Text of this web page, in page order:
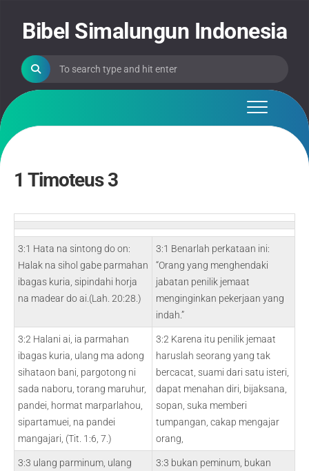
contentBibel Simalungun Indonesia
1 Timoteus 3
3:1 Hata na sintong do on:
Halak na sihol gabe parmahan
ibagas kuria, sipindahi horja
na madear do ai.(Lah. 20:28.)
3:1 Benarlah perkataan ini:
“Orang yang menghendaki
jabatan penilik jemaat
menginginkan pekerjaan yang
indah.”
3:2 Halani ai, ia parmahan
ibagas kuria, ulang ma adong
sihataon bani, pargotong ni
sada naboru, torang maruhur,
pandei, hormat marparlahou,
sipartamuei, na pandei
mangajari, (Tit. 1:6, 7.)
3:2 Karena itu penilik jemaat
haruslah seorang yang tak
bercacat, suami dari satu isteri,
dapat menahan diri, bijaksana,
sopan, suka memberi
tumpangan, cakap mengajar
orang,
3:3 ulang parminum, ulang
3:3 bukan peminum, bukan